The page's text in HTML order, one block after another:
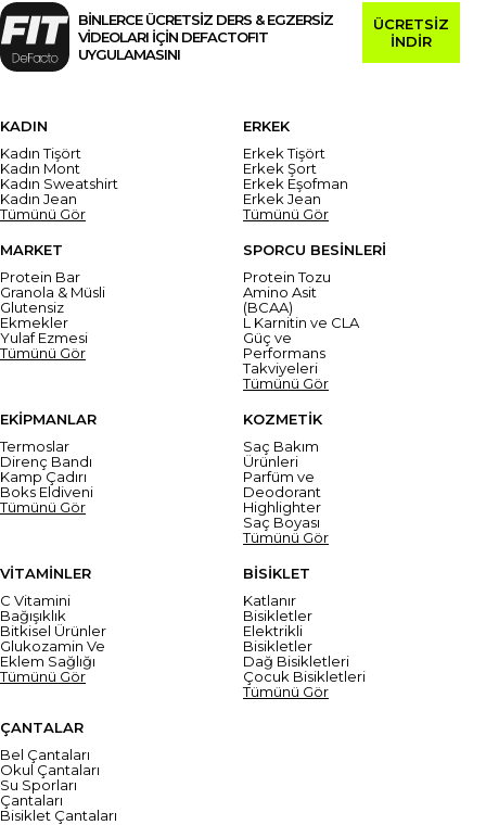
BİNLERCE ÜCRETSİZ DERS & EGZERSİZ
VİDEOLARI İÇİN DEFACTOFIT
UYGULAMASINI
ÜCRETSİZ
İNDİR
KADIN
Kadın Tişört
Kadın Mont
Kadın Sweatshirt
Kadın Jean
Tümünü Gör
ERKEK
Erkek Tişört
Erkek Şort
Erkek Eşofman
Erkek Jean
Tümünü Gör
MARKET
Protein Bar
Granola & Müsli
Glutensiz
Ekmekler
Yulaf Ezmesi
Tümünü Gör
SPORCU BESİNLERİ
Protein Tozu
Amino Asit
(BCAA)
L Karnitin ve CLA
Güç ve
Performans
Takviyeleri
Tümünü Gör
EKİPMANLAR
Termoslar
Direnç Bandı
Kamp Çadırı
Boks Eldiveni
Tümünü Gör
KOZMETİK
Saç Bakım
Ürünleri
Parfüm ve
Deodorant
Highlighter
Saç Boyası
Tümünü Gör
VİTAMİNLER
C Vitamini
Bağışıklık
Bitkisel Ürünler
Glukozamin Ve
Eklem Sağlığı
Tümünü Gör
BİSİKLET
Katlanır
Bisikletler
Elektrikli
Bisikletler
Dağ Bisikletleri
Çocuk Bisikletleri
Tümünü Gör
ÇANTALAR
Bel Çantaları
Okul Çantaları
Su Sporları
Çantaları
Bisiklet Çantaları